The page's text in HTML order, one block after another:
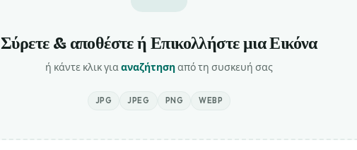
Σύρετε & αποθέστε ή Επικολλήστε μια Εικόνα
ή κάντε κλικ γιααναζήτησηαπό τη συσκευή σας
JPG JPEG PNG WEBP